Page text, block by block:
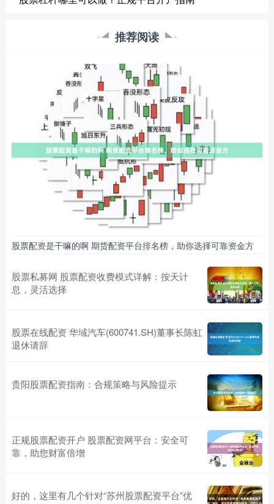
推荐阅读
股票配资是干嘛的啊 期货配资平台排名榜，助你选择可靠资金方
股票私募网 股票配资收费模式详解：按天计
息，灵活选择
股票在线配资 华域汽车(600741.SH)董事长陈虹
退休请辞
贵阳股票配资指南：合规策略与风险提示
正规股票配资开户 股票配资网平台：安全可
靠，助您财富倍增
好的，这里有几个针对“苏州股票配资平台”优